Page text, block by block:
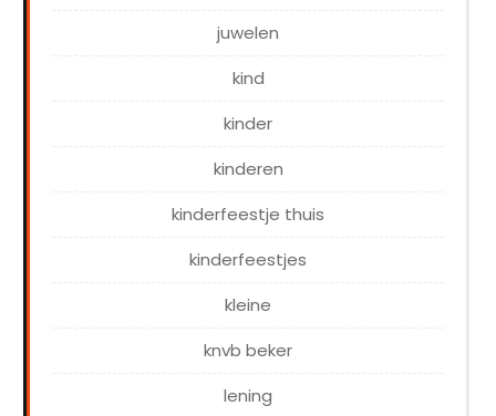
juwelen
kind
kinder
kinderen
kinderfeestje thuis
kinderfeestjes
kleine
knvb beker
lening